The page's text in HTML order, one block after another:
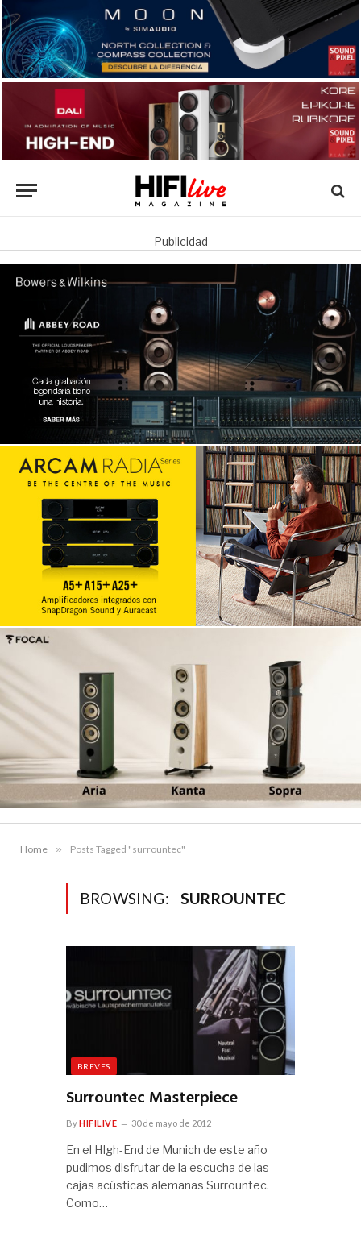
Publicidad
Home » Posts Tagged "surrountec"
BROWSING: SURROUNTEC
BREVES
Surrountec Masterpiece
ByHIFILIVE 30 de mayo de 2012
En el HIgh-End de Munich de este año
pudimos disfrutar de la escucha de las
cajas acústicas alemanas Surrountec.
Como…